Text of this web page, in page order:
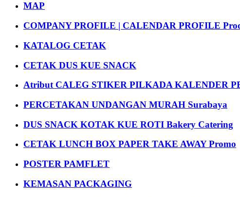
MAP
COMPANY PROFILE | CALENDAR PROFILE
KATALOG CETAK
CETAK DUS KUE SNACK
Atribut CALEG STIKER PILKADA KALENDER
PERCETAKAN UNDANGAN MURAH Surabaya
DUS SNACK KOTAK KUE ROTI Bakery Catering
CETAK LUNCH BOX PAPER TAKE AWAY Promo
POSTER PAMFLET
KEMASAN PACKAGING